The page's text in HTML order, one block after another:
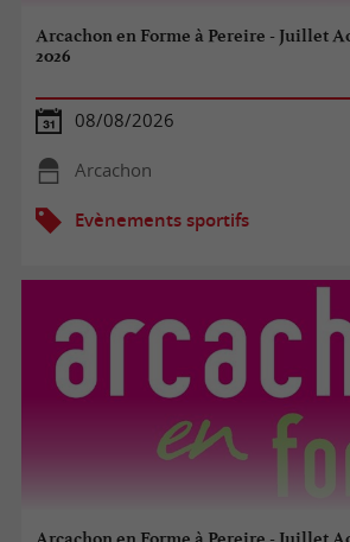
Arcachon en Forme à Pereire - Juillet
2026
08/08/2026
Arcachon
Evènements sportifs